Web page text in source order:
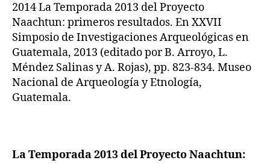
2014 La Temporada 2013 del Proyecto
Naachtun: primeros resultados. En XXVII
Simposio de Investigaciones Arqueológicas en
Guatemala, 2013 (editado por B. Arroyo, L.
Méndez Salinas y A. Rojas), pp. 823-834. Museo
Nacional de Arqueología y Etnología,
Guatemala.
La Temporada 2013 del Proyecto Naachtun: